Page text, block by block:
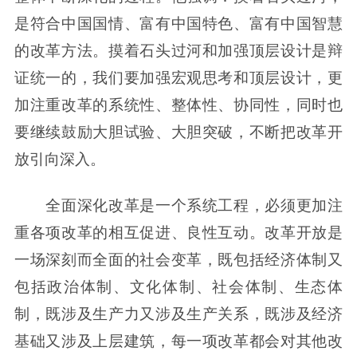
是符合中国国情、富有中国特色、富有中国智慧
的改革方法。摸着石头过河和加强顶层设计是辩
证统一的，我们要加强宏观思考和顶层设计，更
加注重改革的系统性、整体性、协同性，同时也
要继续鼓励大胆试验、大胆突破，不断把改革开
放引向深入。
全面深化改革是一个系统工程，必须更加注
重各项改革的相互促进、良性互动。改革开放是
一场深刻而全面的社会变革，既包括经济体制又
包括政治体制、文化体制、社会体制、生态体
制，既涉及生产力又涉及生产关系，既涉及经济
基础又涉及上层建筑，每一项改革都会对其他改